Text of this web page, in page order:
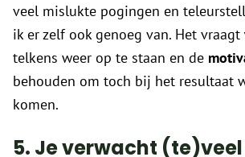
veel mislukte pogingen en
ik er zelf ook genoeg van. Het vraagt
telkens weer op te staan en de
behouden om toch bij het resultaat
komen.
5. Je verwacht